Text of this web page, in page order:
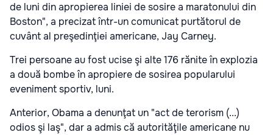
de luni din apropierea liniei de sosire a maratonului din
Boston", a precizat într-un comunicat purtătorul de
cuvânt al preşedinţiei americane, Jay Carney.
Trei persoane au fost ucise şi alte 176 rănite în explozia
a două bombe în apropiere de sosirea popularului
eveniment sportiv, luni.
Anterior, Obama a denunţat un "act de terorism (...)
odios şi laş", dar a admis că autorităţile americane nu